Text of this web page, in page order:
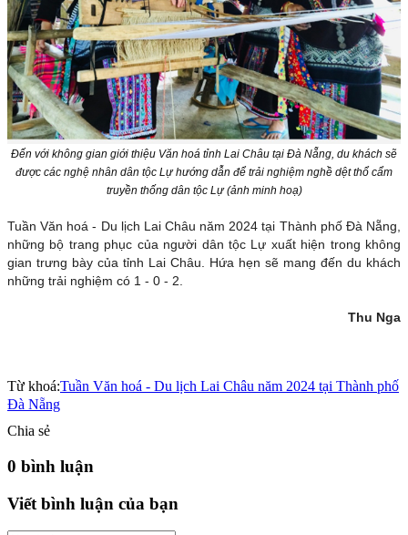
Đến với không gian giới thiệu Văn hoá tỉnh Lai Châu tại Đà Nẵng, du khách sẽ
được các nghệ nhân dân tộc Lự hướng dẫn để trải nghiệm nghề dệt thổ cẩm
truyền thống dân tộc Lự (ảnh minh hoạ)
Tuần Văn hoá - Du lịch Lai Châu năm 2024 tại Thành phố Đà Nẵng,
những bộ trang phục của người dân tộc Lự xuất hiện trong không
gian trưng bày của tỉnh Lai Châu. Hứa hẹn sẽ mang đến du khách
những trải nghiệm có 1 - 0 - 2.
Thu Nga
Từ khoá:Tuần Văn hoá - Du lịch Lai Châu năm 2024 tại Thành phố
Đà Nẵng
Chia sẻ
0 bình luận
Viết bình luận của bạn